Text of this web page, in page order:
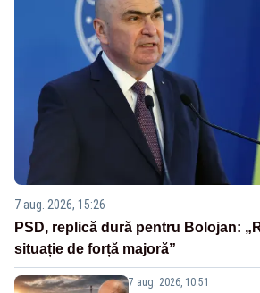
7 aug. 2026, 15:26
PSD, replică dură pentru Bolojan:
situație de forță majoră”
7 aug. 2026, 10:51